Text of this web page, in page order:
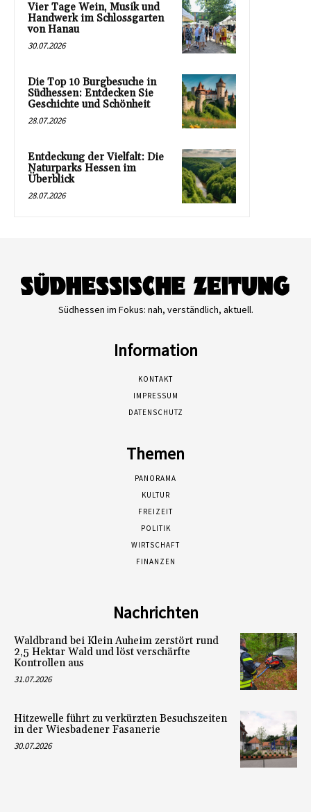
Vier Tage Wein, Musik und
Handwerk im Schlossgarten
von Hanau
30.07.2026
Die Top 10 Burgbesuche in
Südhessen: Entdecken Sie
Geschichte und Schönheit
28.07.2026
Entdeckung der Vielfalt: Die
Naturparks Hessen im
Überblick
28.07.2026
Südhessen im Fokus: nah, verständlich, aktuell.
Information
KONTAKT
IMPRESSUM
DATENSCHUTZ
Themen
PANORAMA
KULTUR
FREIZEIT
POLITIK
WIRTSCHAFT
FINANZEN
Nachrichten
Waldbrand bei Klein Auheim zerstört rund
2,5 Hektar Wald und löst verschärfte
Kontrollen aus
31.07.2026
Hitzewelle führt zu verkürzten Besuchszeiten
in der Wiesbadener Fasanerie
30.07.2026